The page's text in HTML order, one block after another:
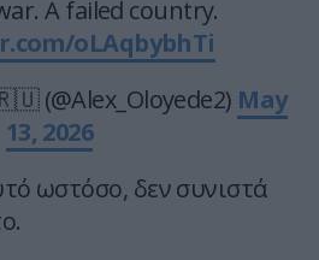
A failed country.
oLAqbybhTi
(@Alex_Oloyede2) May
13, 2026
ωστόσο, δεν συνιστά